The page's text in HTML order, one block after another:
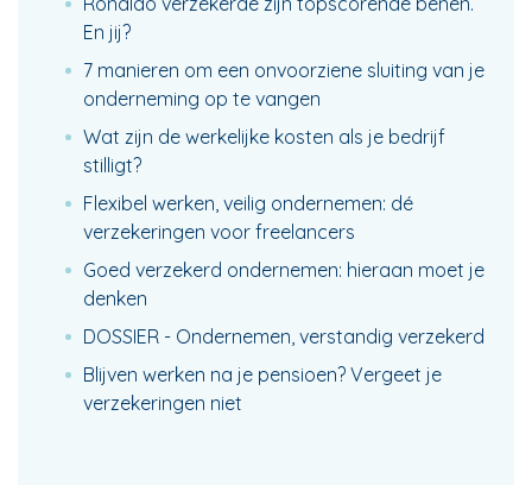
En jij?
7 manieren om een onvoorziene sluiting van je
onderneming op te vangen
Wat zijn de werkelijke kosten als je bedrijf
stilligt?
Flexibel werken, veilig ondernemen: dé
verzekeringen voor freelancers
Goed verzekerd ondernemen: hieraan moet je
denken
DOSSIER - Ondernemen, verstandig verzekerd
Blijven werken na je pensioen? Vergeet je
verzekeringen niet